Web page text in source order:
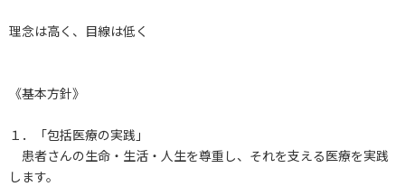
理念は高く、目線は低く
《基本方針》
１．「包括医療の実践」
患者さんの生命・生活・人生を尊重し、それを支える医療を実践
します。